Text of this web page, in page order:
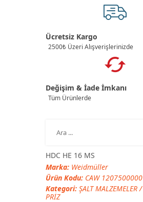
Ücretsiz Kargo
2500₺ Üzeri Alışverişlerinizde
Değişim & İade İmkanı
Tüm Ürünlerde
HDC HE 16 MS
Marka: Weidmüller
Ürün Kodu: CAW 1207500000
Kategori: ŞALT MALZEMELER/
PRİZ